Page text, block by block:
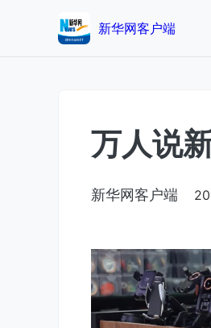
新华网客户端
万人说
新华网客户端